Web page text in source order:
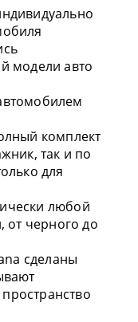
модели авто
комплект
так и по
для
любой
от черного до
сделаны